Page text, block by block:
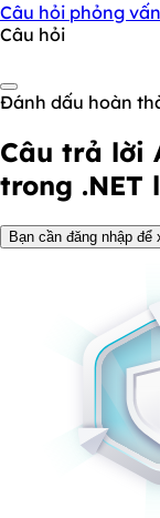
Câu hỏi phỏng
Câu hỏi
Đánh dấu hoàn
Câu trả lời
trong .NET
Bạn cần đăng nhập để